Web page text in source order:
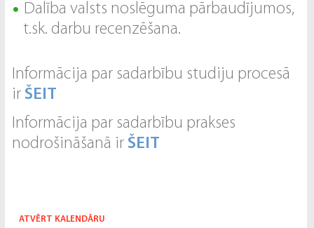
Dalība valsts noslēguma pārbaudījumos,
t.sk. darbu recenzēšana.
Informācija par sadarbību studiju procesā
ir ŠEIT
Informācija par sadarbību prakses
nodrošināšanā ir ŠEIT
ATVĒRT KALENDĀRU